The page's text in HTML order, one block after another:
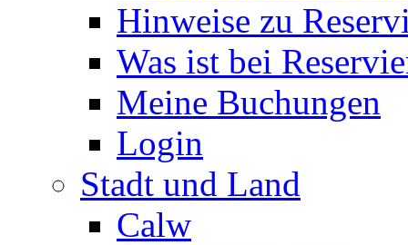
Hinweise zu
Was ist bei
Meine Buchungen
Login
Stadt und Land
Calw